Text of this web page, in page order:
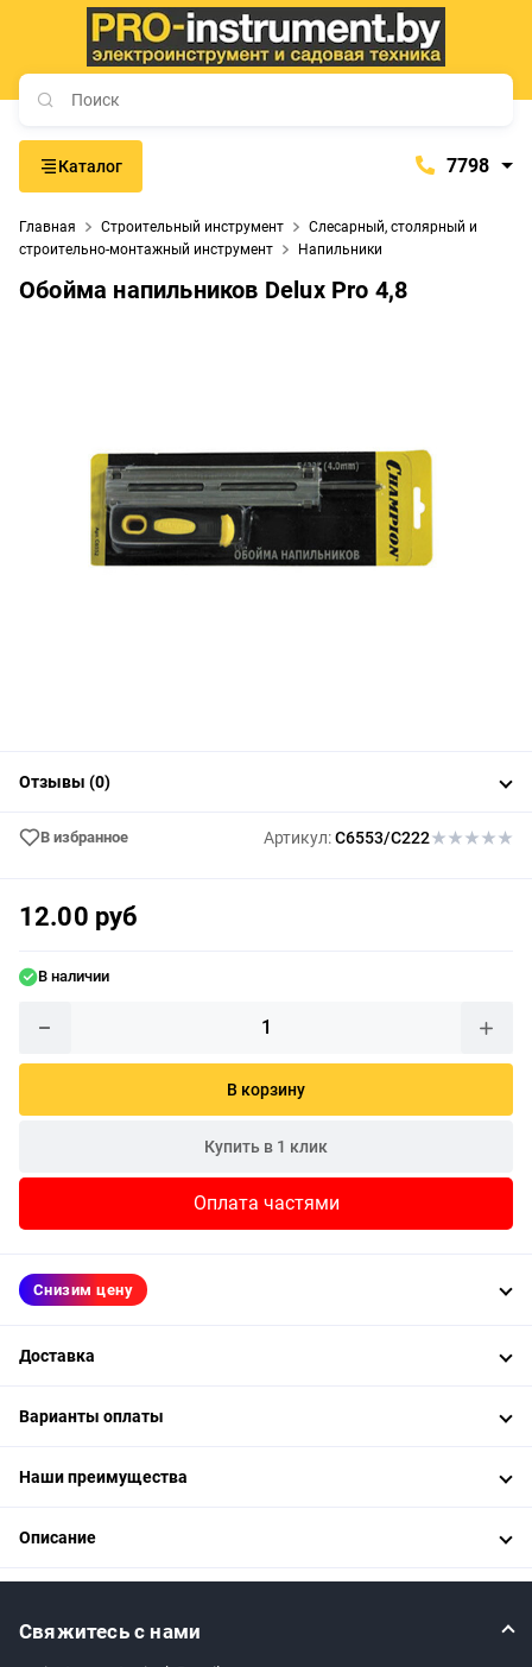
Каталог 7798
+375 (29) 657-77-98
+375 (29) 765-57-74
Главная Строительный инструмент
Слесарный, столярный и
строительно-монтажный инструмент
Напильники
Обойма напильников Delux Pro 4,8
Отзывы (0)
В избранное Артикул:C6553/C222
12.00 руб
В наличии
В корзину
Купить в 1 клик
Оплата частями
Снизим цену
Доставка
Варианты оплаты
Наши преимущества
Описание
Свяжитесь с нами